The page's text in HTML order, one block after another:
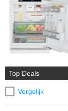
Top Deals
Vergelijk